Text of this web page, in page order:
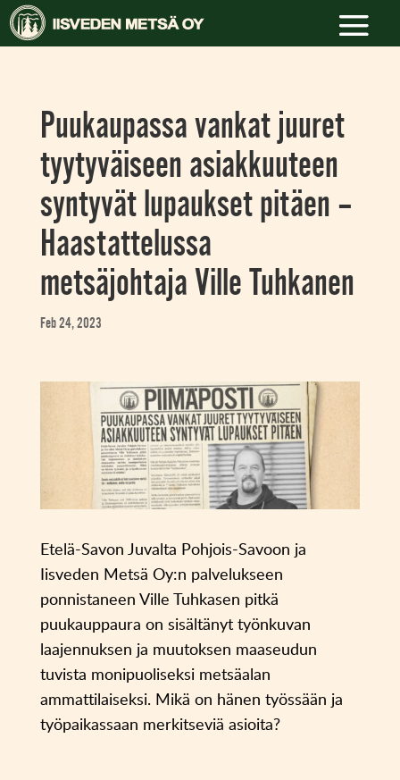
Puukaupassa vankat juuret
tyytyväiseen asiakkuuteen
syntyvät lupaukset pitäen –
Haastattelussa
metsäjohtaja Ville Tuhkanen
Feb 24, 2023
Etelä-Savon Juvalta Pohjois-Savoon ja
Iisveden Metsä Oy:n palvelukseen
ponnistaneen Ville Tuhkasen pitkä
puukauppaura on sisältänyt työnkuvan
laajennuksen ja muutoksen maaseudun
tuvista monipuoliseksi metsäalan
ammattilaiseksi. Mikä on hänen työssään ja
työpaikassaan merkitseviä asioita?